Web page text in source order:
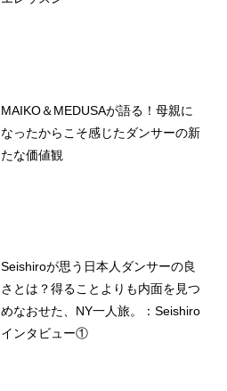
MAIKO＆MEDUSAが語る！母親に
なったからこそ感じたダンサーの新
たな価値観
Seishiroが思う日本人ダンサーの良
さとは？得ることよりも内面を見つ
めなおせた、NY一人旅。：Seishiro
インタビュー①